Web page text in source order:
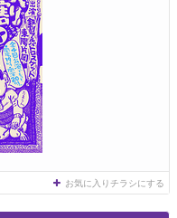
お気に入りチラシにする